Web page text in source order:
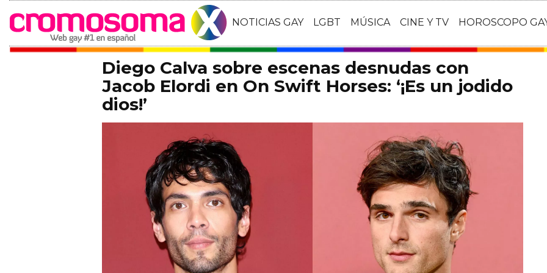
NOTICIAS GAY LGBT MÚSICA CINE Y TV HOROSCOPO
Diego Calva sobre escenas desnudas con
Jacob Elordi en On Swift Horses: ‘¡Es un jodido
dios!’